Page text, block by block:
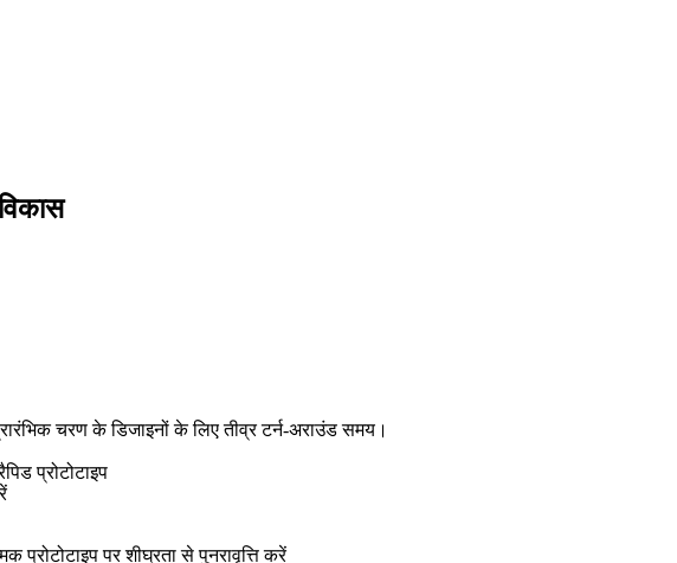
चरण के डिजाइनों के लिए तीव्र टर्न-अराउंड समय।
प्रोटोटाइप
प्रोटोटाइप पर शीघ्रता से पुनरावृत्ति करें